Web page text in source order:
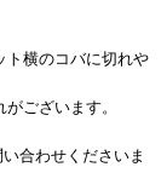
ト横のコバに切れや
ございます。
合わせくださいま